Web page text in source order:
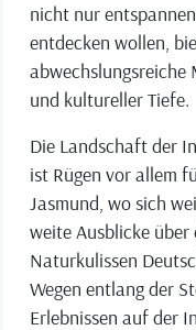
nicht nur
entdecken wollen,
abwechslungsreiche
und kultureller Tiefe.
Die Landschaft der
ist Rügen vor allem
Jasmund, wo sich
weite Ausblicke über
Naturkulissen
Wegen entlang der
Erlebnissen auf der